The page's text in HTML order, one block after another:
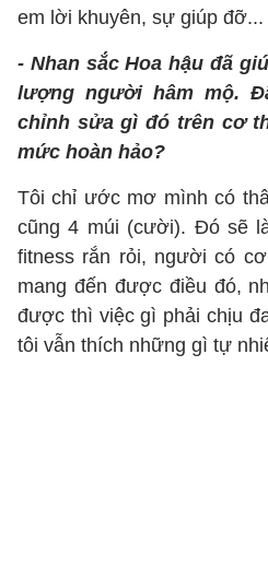
em lời khuyên, sự giúp
- Nhan sắc Hoa hậu đã
lượng người hâm mộ.
chỉnh sửa gì đó trên cơ
mức hoàn hảo?
Tôi chỉ ước mơ mình có
cũng 4 múi (cười). Đó sẽ
fitness rắn rỏi, người có
mang đến được điều đó,
được thì việc gì phải chịu
tôi vẫn thích những gì tự